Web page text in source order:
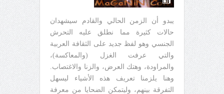
يبدو أن الزمن الحالي والقادم سيشهدان
حالات كثيرة مما نطلق عليه التحرش
الجنسي وهو لفظ جديد على الثقافة العربية
والتي عرفت الغزل (والمعاكسة)،
والمراودة، وهتك العرض، والزنا والاغتصاب.
وهنا يلزمنا تعريف هذه الأشياء ليسهل
التفرقة بينهم، وليتمكن الضحايا من معرفة